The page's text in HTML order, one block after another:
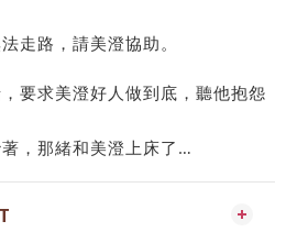
走路，請美澄協助。
要求美澄好人做到底，聽他抱怨
，那緒和美澄上床了…